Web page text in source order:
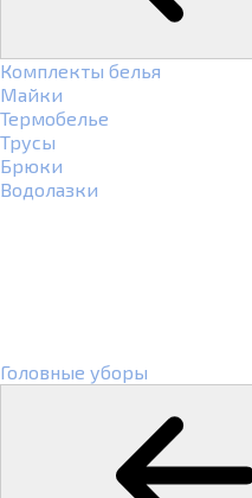
Комплекты белья
Майки
Термобелье
Трусы
Брюки
Водолазки
Головные уборы